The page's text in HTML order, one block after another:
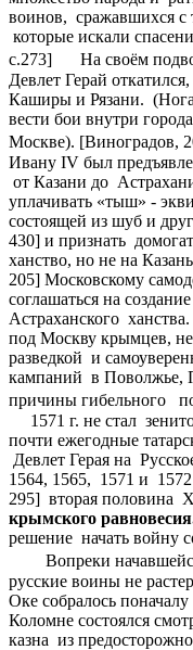
воинов, сражавшихся с
которые искали
с.273] На своём
Девлет Герай
Каширы и Рязани.
вести бои внутри
Москве). [Виноградов,
Ивану IV был
от Казани до
уплачивать «тыш» -
состоящей из шуб и
430] и признать
ханство, но не на
205] Московскому
соглашаться на
Астраханского
под Москву крымцев,
разведкой и
кампаний в Поволжье,
причины гибельного
1571 г. не стал
почти ежегодные
Девлет Герая на
1564, 1565, 1571 и
295] вторая половина
крымского
решение начать войну
Вопреки начавшейся
русские воины не
Оке собралось
Коломне состоялся
казна из